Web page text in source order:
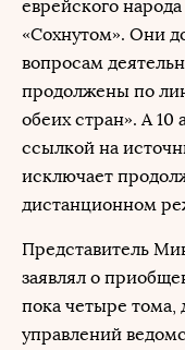
еврейского
«Сохнутом». Они
вопросам
продолжены по
обеих стран». А 10
ссылкой на
исключает
дистанционном
Представитель
заявлял о
пока четыре тома,
управлений